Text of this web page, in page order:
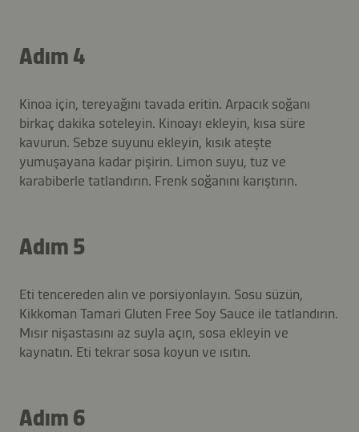
Adım 4
Kinoa için, tereyağını tavada eritin. Arpacık soğanı
birkaç dakika soteleyin. Kinoayı ekleyin, kısa süre
kavurun. Sebze suyunu ekleyin, kısık ateşte
yumuşayana kadar pişirin. Limon suyu, tuz ve
karabiberle tatlandırın. Frenk soğanını karıştırın.
Adım 5
Eti tencereden alın ve porsiyonlayın. Sosu süzün,
Kikkoman Tamari Gluten Free Soy Sauce ile tatlandırın.
Mısır nişastasını az suyla açın, sosa ekleyin ve
kaynatın. Eti tekrar sosa koyun ve ısıtın.
Adım 6